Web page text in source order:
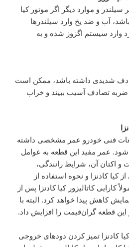
و موارد دیگر اگر موتور کیا
آب و ضد یخ وارد سیلندرها
وارد سیستم اگزوز شده و به
شدیدی داشته باشد، ممکن است
ضربه تصادف آسیب ببیند و خراب
فنی خودرو عمر مشخصی داشته
عمر مفید این قطعه به عوامل
اکتان آن، شرایط رانندگی،
کیا کادنزا و نحوه استفاده از
کارایی کاتالیزور کیا کادنزا پس از
پیمایش کاهش پیدا خواهد کرد. البته با
قطعه گران‌قیمت را افزایش داد.
کیا کادنزا تمیز کردن دودهای خروجی